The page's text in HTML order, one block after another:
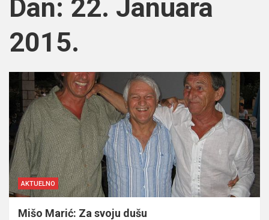
Dan: 22. Januara
2015.
AKTUELNO
Mišo Marić: Za svoju dušu